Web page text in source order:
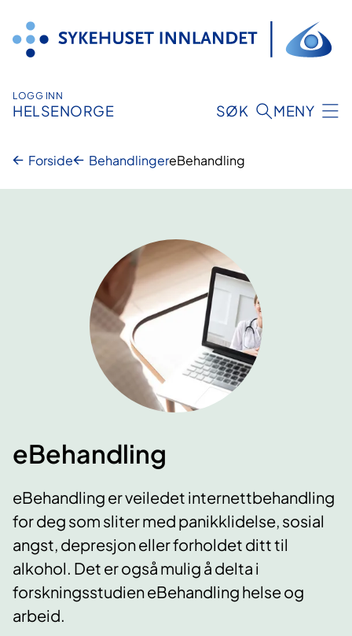
innhold
LOGG INN
HELSENORGE SØK MENY
Forside BehandlingereBehandling
eBehandling
eBehandling er veiledet internettbehandling
for deg som sliter med panikklidelse, sosial
angst, depresjon eller forholdet ditt til
alkohol. Det er også mulig å delta i
forskningsstudien eBehandling helse og
arbeid.